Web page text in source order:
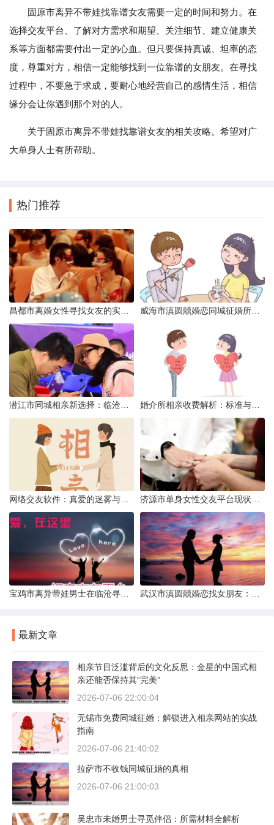
固原市离异不带娃找靠谱女友需要一定的时间和努力。在
选择交友平台、了解对方需求和期望、关注细节、建立健康关
系等方面都需要付出一定的心血。但只要保持真诚、坦率的态
度，尊重对方，相信一定能够找到一位靠谱的女朋友。在寻找
过程中，不要急于求成，要耐心地经营自己的感情生活，相信
缘分会让你遇到那个对的人。
关于固原市离异不带娃找靠谱女友的相关攻略。希望对广
大单身人士有所帮助。
热门推荐
最新文章
相亲节目泛滥背后的文化反思：金星的中国式相
亲还能否保持其“完美”
2026-07-06 22:00:04
无锡市免费同城征婚：解锁进入相亲网站的实战
指南
2026-07-06 21:40:02
拉萨市不收钱同城征婚的真相
2026-07-06 21:00:03
吴忠市未婚男士寻觅伴侣：所需材料全解析